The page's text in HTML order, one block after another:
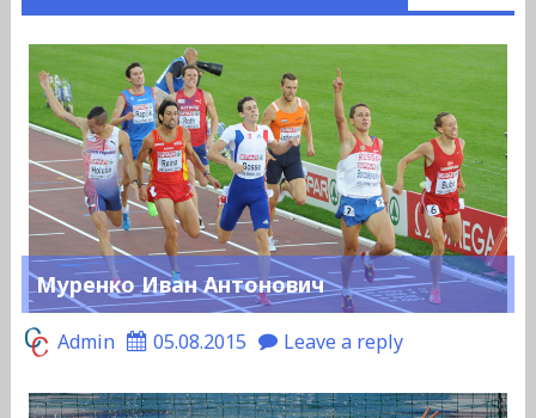
Муренко Иван Антонович
Admin 05.08.2015 Leave a reply